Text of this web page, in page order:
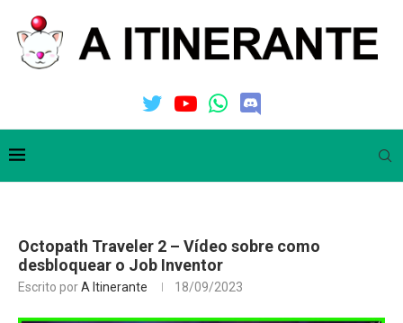
Octopath Traveler 2 – Vídeo sobre como
desbloquear o Job Inventor
Escrito porA Itinerante 18/09/2023